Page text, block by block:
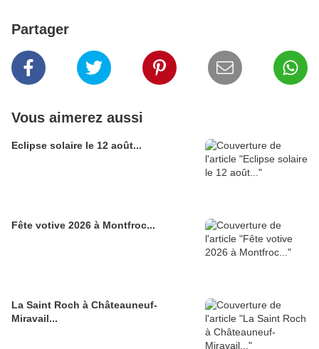
Partager
Vous aimerez aussi
Eclipse solaire le 12 août...
Fête votive 2026 à Montfroc...
La Saint Roch à Châteauneuf-
Miravail...